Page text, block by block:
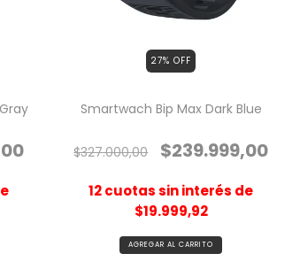
27% OFF
Smartwach Bip Max Dark Blue
$327.000,00 $239.999,00
12cuotas sin interés de
$19.999,92